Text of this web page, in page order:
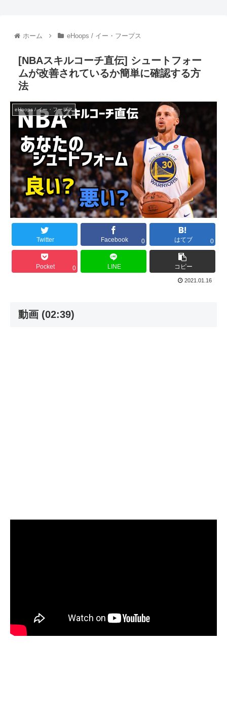
ホーム eHoops / イー・フープス
[NBAスキルコーチ直伝] シュートフォー
ムが改善されているか簡単に確認する方
法
eHoops / イー・フープス
Twitter Facebook 0 はてブ 0
Pocket 0 LINE コピー
2021.01.16
動画 (02:39)